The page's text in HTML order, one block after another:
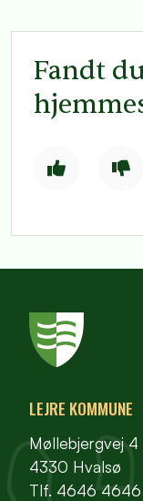
Fandt
LEJRE KOMMUNE
Møllebjergvej 4
4330 Hvalsø
Tlf. 4646 4646